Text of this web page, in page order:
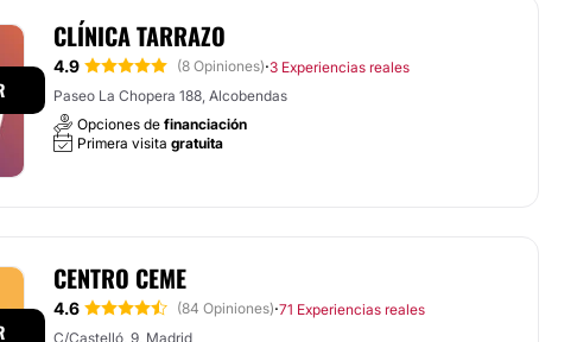
CLÍNICA TARRAZO
4.9 (8 Opiniones)·3 Experiencias reales
Paseo La Chopera 188, Alcobendas
Opciones de financiación
Primera visita gratuita
CENTRO CEME
4.6 (84 Opiniones)·71 Experiencias reales
C/Castelló, 9, Madrid